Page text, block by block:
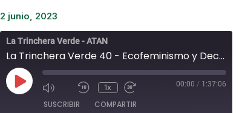
2 junio, 2023
La Trinchera Verde - ATAN
La Trinchera Verde 40 - Ecofeminismo y Decrecimiento. Las Bicicletas son para la Ciudad
1x 00:00 / 1:37:06
SUSCRIBIR COMPARTIR